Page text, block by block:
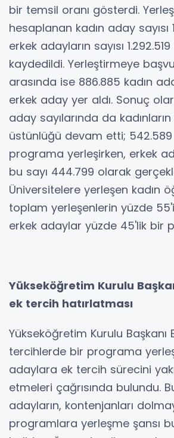
bir temsil oranı gösterdi.
hesaplanan kadın aday sayısı
erkek adayların sayısı
kaydedildi. Yerleştirmeye
arasında ise 886.885 kadın
erkek aday yer aldı. Sonuç
aday sayılarında da
üstünlüğü devam etti;
programa yerleşirken, erkek
bu sayı 444.799 olarak
Üniversitelere yerleşen kadın
toplam yerleşenlerin yüzde
erkek adaylar yüzde 45'lik bir
Yükseköğretim Kurulu
ek tercih hatırlatması
Yükseköğretim Kurulu Başkanı
tercihlerde bir programa
adaylara ek tercih sürecini
etmeleri çağrısında bulundu.
adayların, kontenjanları
programlara yerleşme şansı